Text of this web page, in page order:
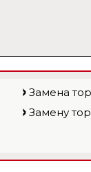
Замена
Замену